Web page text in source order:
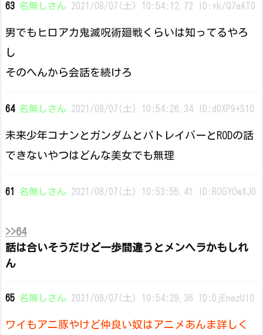
63 名無しさん 2021/08/07(土) 10:54:12.72 ID:+k/Q7aAT0
男でもヒロアカ鬼滅呪術廻戦くらいは知ってるやろ
し
そのへんから会話を続けろ
64 名無しさん 2021/08/07(土) 10:54:26.34 ID:d0XP9+S10
未来少年コナンとガンダムとパトレイバーとRODの話
できないやつはどんな美女でも無理
61 名無しさん 2021/08/07(土) 10:53:55.41 ID:ROGYOwXJ0
>>64
話は合いそうだけど一歩間違うとメンヘラかもしれ
ん
65 名無しさん 2021/08/07(土) 10:54:29.36 ID:DjEnezUl0
ワイもアニ豚やけど仲良い奴はアニメあんま詳しく